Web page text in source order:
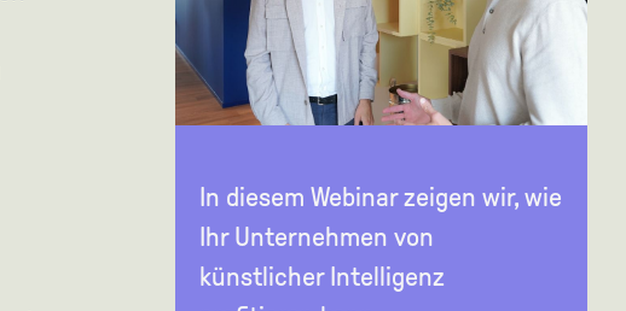
In diesem Webinar zeigen wir, wie
Ihr Unternehmen von
künstlicher Intelligenz